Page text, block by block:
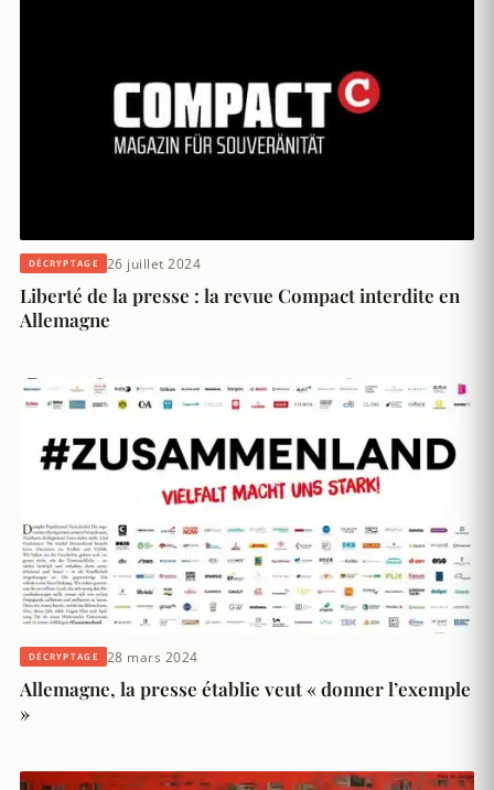
DÉCRYPTAGE 26 juillet 2024
Liberté de la presse : la revue Compact interdite en
Allemagne
DÉCRYPTAGE 28 mars 2024
Allemagne, la presse établie veut « donner l’exemple
»